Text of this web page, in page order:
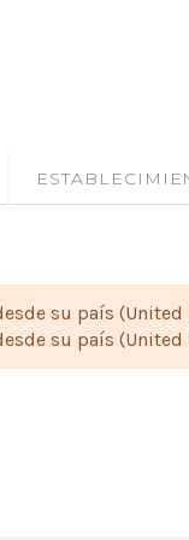
su país (United
su país (United